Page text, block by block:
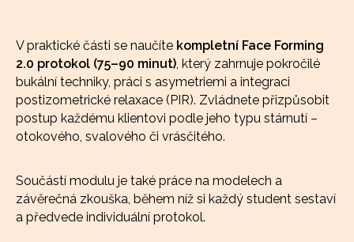
V praktické části se naučíte kompletní Face Forming
2.0 protokol (75–90 minut), který zahrnuje pokročilé
bukální techniky, práci s asymetriemi a integraci
postizometrické relaxace (PIR). Zvládnete přizpůsobit
postup každému klientovi podle jeho typu stárnutí –
otokového, svalového či vrásčitého.
Součástí modulu je také práce na modelech a
závěrečná zkouška, během níž si každý student sestaví
a předvede individuální protokol.